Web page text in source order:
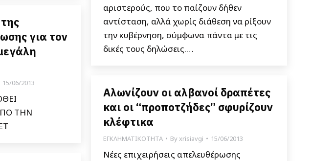
αριστερούς, που το παίζουν δήθεν
αντίσταση, αλλά χωρίς διάθεση να ρίξουν
την κυβέρνηση, σύμφωνα πάντα με τις
δικές τους δηλώσεις.…
για τον
15/06/2013
ΤΗΝ
Αλωνίζουν οι αλβανοί δραπέτες
και οι “προποτζήδες” σφυρίζουν
κλέφτικα
ΕΓΚΛΗΜΑΤΙΚΟΤΗΤΑ Byxrisiavgi 15/06/2013
Νέες επιχειρήσεις απελευθέρωσης